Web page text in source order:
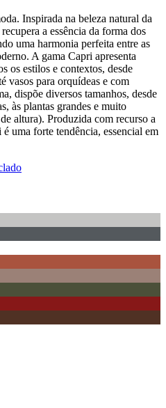
Inspirada na beleza natural da
a essência da forma dos
uma harmonia perfeita entre as
A gama Capri apresenta
os estilos e contextos, desde
vasos para orquídeas e com
dispõe diversos tamanhos, desde
às plantas grandes e muito
altura). Produzida com recurso a
uma forte tendência, essencial em